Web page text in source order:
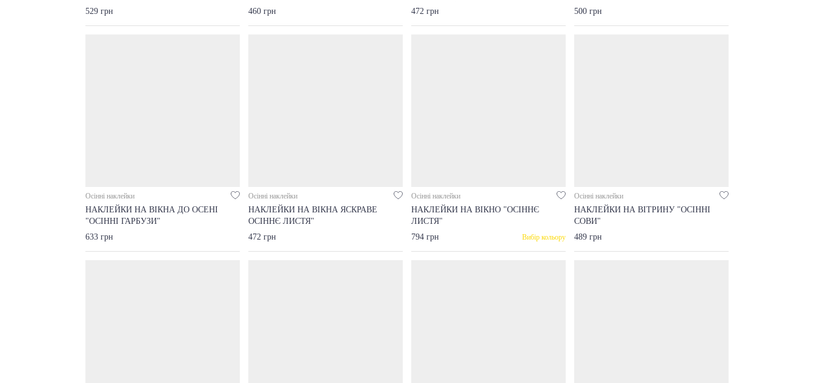
529 грн
460 грн
472 грн
500 грн
Осінні наклейки
НАКЛЕЙКИ НА ВІКНА ДО ОСЕНІ
"ОСІННІ ГАРБУЗИ"
633 грн
Осінні наклейки
НАКЛЕЙКИ НА ВІКНА ЯСКРАВЕ
ОСІННЄ ЛИСТЯ"
472 грн
Осінні наклейки
НАКЛЕЙКИ НА ВІКНО "ОСІННЄ
ЛИСТЯ"
794 грн
Вибір кольору
Осінні наклейки
НАКЛЕЙКИ НА ВІТРИНУ "ОСІННІ
СОВИ"
489 грн